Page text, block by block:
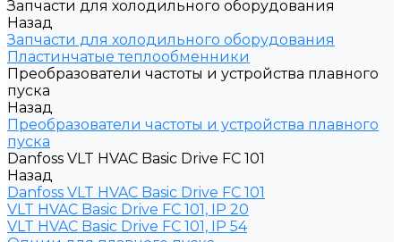
Запчасти для холодильного оборудования
Назад
Запчасти для холодильного оборудования
Пластинчатые теплообменники
Преобразователи частоты и устройства плавного
пуска
Назад
Преобразователи частоты и устройства плавного
пуска
Danfoss VLT HVAC Basic Drive FC 101
Назад
Danfoss VLT HVAC Basic Drive FC 101
VLT HVAC Basic Drive FC 101, IP 20
VLT HVAC Basic Drive FC 101, IP 54